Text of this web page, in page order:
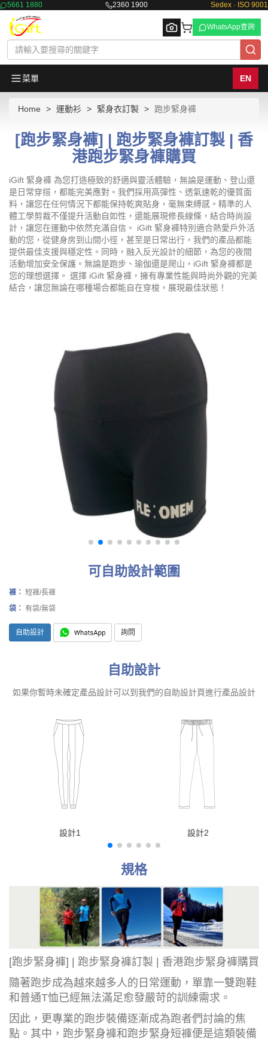
5661 1880 2360 1900 Sedex · ISO 9001
Browse
WhatsApp查詢
菜單 EN
Home 運動衫 緊身衣訂製 跑步緊身褲
[跑步緊身褲] | 跑步緊身褲訂製 | 香
港跑步緊身褲購買
iGift 緊身褲 為您打造極致的舒適與靈活體驗，無論是運動、登山還
是日常穿搭，都能完美應對。我們採用高彈性、透氣速乾的優質面
料，讓您在任何情況下都能保持乾爽貼身，毫無束縛感。精準的人
體工學剪裁不僅提升活動自如性，還能展現修長線條，結合時尚設
計，讓您在運動中依然充滿自信。 iGift 緊身褲特別適合熱愛戶外活
動的您，從健身房到山間小徑，甚至是日常出行，我們的產品都能
提供最佳支援與穩定性。同時，融入反光設計的細節，為您的夜間
活動增加安全保護。無論是跑步、瑜伽還是爬山，iGift 緊身褲都是
您的理想選擇。 選擇 iGift 緊身褲，擁有專業性能與時尚外觀的完美
結合，讓您無論在哪種場合都能自在穿梭，展現最佳狀態！
可自助設計範圍
褲： 短褲/長褲
袋： 有袋/無袋
自助設計 詢問
自助設計
如果你暫時未確定產品設計可以到我們的自助設計頁進行產品設計
設計1 設計2
規格
[跑步緊身褲] | 跑步緊身褲訂製 | 香港跑步緊身褲購買
隨著跑步成為越來越多人的日常運動，單靠一雙跑鞋
和普通T恤已經無法滿足愈發嚴苛的訓練需求。
因此，更專業的跑步裝備逐漸成為跑者們討論的焦
點。其中，跑步緊身褲和跑步緊身短褲便是這類裝備